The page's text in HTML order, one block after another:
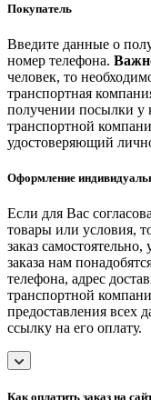
Покупатель
Введите данные о
номер телефона.
человек, то
транспортная
получении посылки у
транспортной
удостоверяющий
Оформление
Если для Вас
товары или условия,
заказ
заказа нам
телефона, адрес
транспортной
предоставления всех
ссылку на его оплату.
Как оплатить заказ на